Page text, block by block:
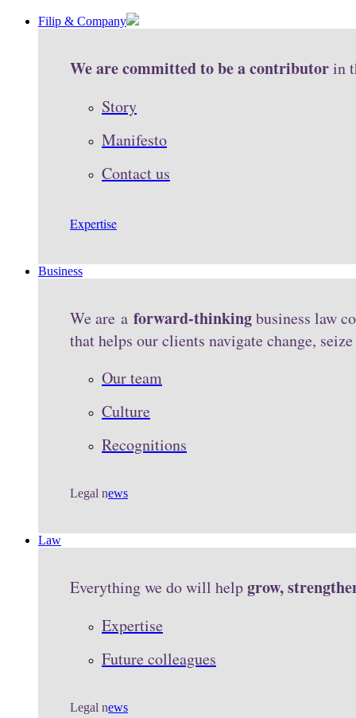
Filip & Company
We are committed to be a contributorin
Story
Manifesto
Contact us
Expertise
Business
We are a forward-thinkingbusiness law
that helps our clients navigate change,
Our team
Culture
Recognitions
Legal news
Law
Everything we do will helpgrow,
Expertise
Future colleagues
Legal news